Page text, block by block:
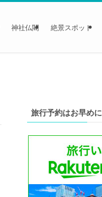
神社仏閣 絶景スポット
旅行予約はお早めに